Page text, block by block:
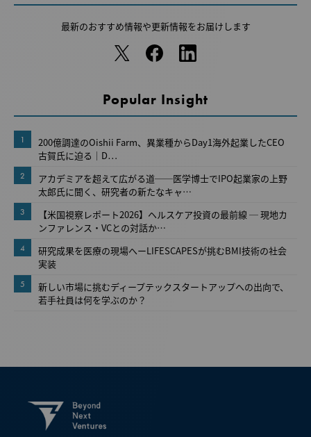
最新のおすすめ情報や更新情報をお届けします
Popular Insight
1
200億調達のOishii Farm、異業種からDay1海外起業したCEO
古賀氏に迫る｜D…
2
アカデミアを超えて広がる道──医学博士でIPO起業家の上野
太郎氏に聞く、研究者の新たなキャ…
3
【米国視察レポート2026】ヘルスケア投資の最前線 ─ 現地カ
ンファレンス・VCとの対話か…
4
研究成果を医療の現場へーLIFESCAPESが挑むBMI技術の社会
実装
5
新しい市場に挑むディープテックスタートアップへの出向で、
若手社員は何を学ぶのか？